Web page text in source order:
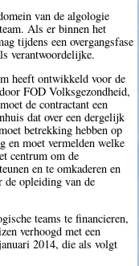
van de algologie
Als er binnen het
tijdens een overgangsfase
verantwoordelijke.
heeft ontwikkeld voor de
FOD Volksgezondheid,
de contractant een
dat over een dergelijk
betrekking hebben op
en moet vermelden welke
centrum om de
en te omkaderen en
de opleiding van de
teams te financieren,
verhoogd met een
2014, die als volgt